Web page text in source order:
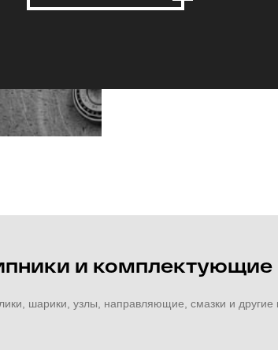
и комплектующие
шарики, узлы, направляющие, смазки и другие